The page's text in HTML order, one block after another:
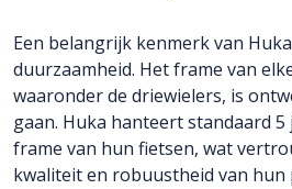
Een belangrijk kenmerk van
duurzaamheid. Het frame van
waaronder de driewielers, is
gaan. Huka hanteert standaard
frame van hun fietsen, wat
kwaliteit en robuustheid van hun